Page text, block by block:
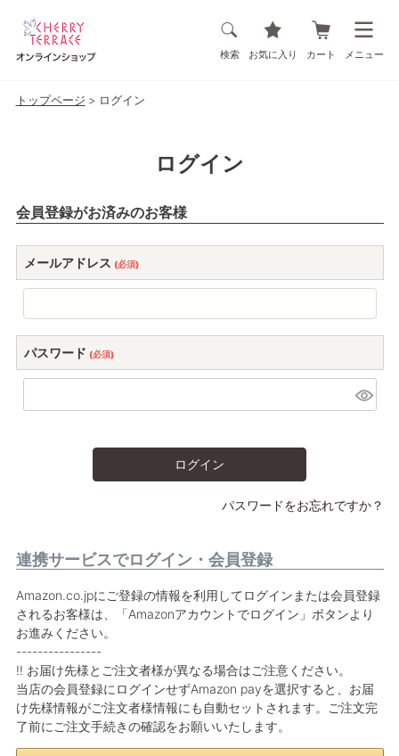
検索 お気に入り カート メニュー
トップページ ログイン
ログイン
会員登録がお済みのお客様
メールアドレス (必須)
パスワード (必須)
ログイン
パスワードをお忘れですか？
連携サービスでログイン・会員登録
Amazon.co.jpにご登録の情報を利用してログインまたは会員登録
されるお客様は、「Amazonアカウントでログイン」ボタンより
お進みください。
----------------
!! お届け先様とご注文者様が異なる場合はご注意ください。
当店の会員登録にログインせずAmazon payを選択すると、お届
け先様情報がご注文者様情報にも自動セットされます。ご注文完
了前にご注文手続きの確認をお願いいたします。